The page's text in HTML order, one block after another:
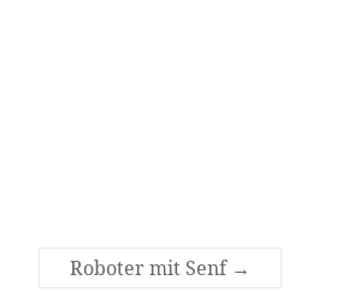
Roboter mit Senf →